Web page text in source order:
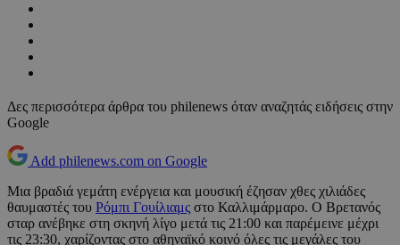
Δες περισσότερα άρθρα του philenews όταν αναζητάς ειδήσεις στην
Google
Add philenews.com on Google
Μια βραδιά γεμάτη ενέργεια και μουσική έζησαν χθες χιλιάδες
θαυμαστές του Ρόμπι Γουίλιαμς στο Καλλιμάρμαρο. Ο Βρετανός
σταρ ανέβηκε στη σκηνή λίγο μετά τις 21:00 και παρέμεινε μέχρι
τις 23:30, χαρίζοντας στο αθηναϊκό κοινό όλες τις μεγάλες του